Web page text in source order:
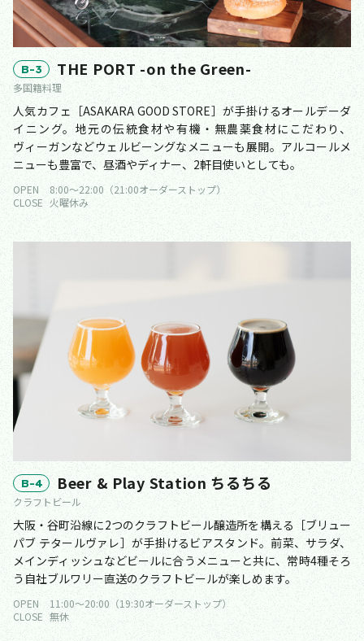
B-3 THE PORT -on the Green-
多国籍料理
人気カフェ［ASAKARA GOOD STORE］が手掛けるオールデーダ
イニング。地元の伝統食材や有機・無農薬食材にこだわり、
ヴィーガンなどウェルビーングなメニューも展開。アルコールメ
ニューも豊富で、昼酒やディナー、2軒目使いとしても。
OPEN
8:00〜22:00（21:00オーダーストップ）
CLOSE 火曜休み
B-4 Beer & Play Station ちるちる
クラフトビール
大阪・谷町沿線に2つのクラフトビール醸造所を構える［ブリュー
パブ テタールヴァレ］が手掛けるビアスタンド。前菜、サラダ、
メインディッシュなどビールに合うメニューと共に、常時4種そろ
う自社ブルワリー直送のクラフトビールが楽しめます。
OPEN
11:00〜20:00（19:30オーダーストップ）
CLOSE 無休